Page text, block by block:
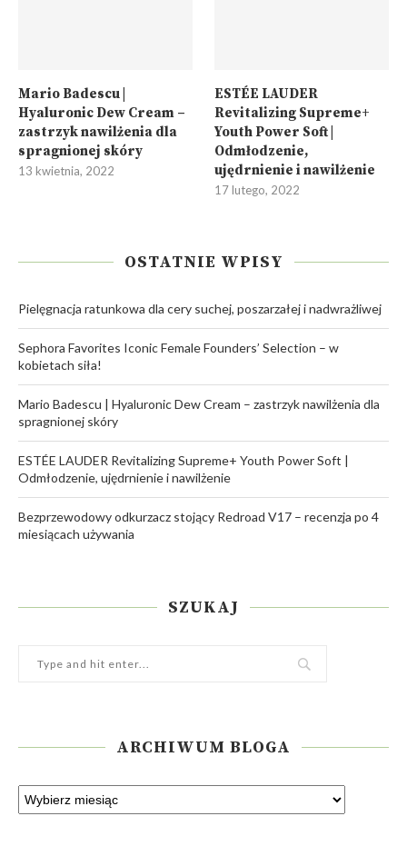
Mario Badescu |
Hyaluronic Dew Cream –
zastrzyk nawilżenia dla
spragnionej skóry
13 kwietnia, 2022
ESTÉE LAUDER
Revitalizing Supreme+
Youth Power Soft |
Odmłodzenie,
ujędrnienie i nawilżenie
17 lutego, 2022
OSTATNIE WPISY
Pielęgnacja ratunkowa dla cery suchej, poszarzałej i nadwrażliwej
Sephora Favorites Iconic Female Founders’ Selection – w
kobietach siła!
Mario Badescu | Hyaluronic Dew Cream – zastrzyk nawilżenia dla
spragnionej skóry
ESTÉE LAUDER Revitalizing Supreme+ Youth Power Soft |
Odmłodzenie, ujędrnienie i nawilżenie
Bezprzewodowy odkurzacz stojący Redroad V17 – recenzja po 4
miesiącach używania
SZUKAJ
ARCHIWUM BLOGA